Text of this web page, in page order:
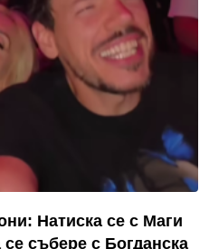
Натиска се с Маги
събере с Богданска